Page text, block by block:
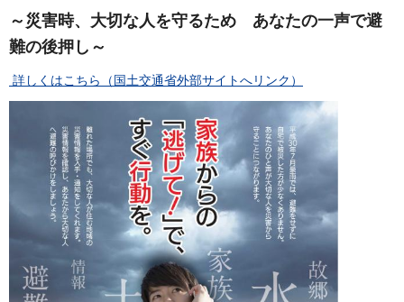
～災害時、大切な人を守るため あなたの一声で避
難の後押し～
詳しくはこちら（国土交通省外部サイトへリンク）